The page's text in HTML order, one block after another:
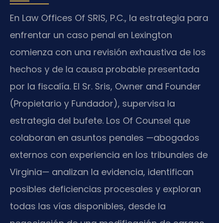
En Law Offices Of SRIS, P.C., la estrategia para
enfrentar un caso penal en Lexington
comienza con una revisión exhaustiva de los
hechos y de la causa probable presentada
por la fiscalía. El Sr. Sris, Owner and Founder
(Propietario y Fundador), supervisa la
estrategia del bufete. Los Of Counsel que
colaboran en asuntos penales —abogados
externos con experiencia en los tribunales de
Virginia— analizan la evidencia, identifican
posibles deficiencias procesales y exploran
todas las vías disponibles, desde la